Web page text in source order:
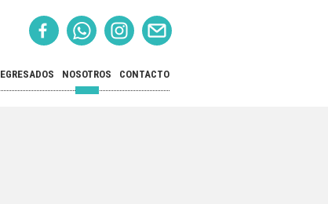
EGRESADOS NOSOTROS CONTACTO